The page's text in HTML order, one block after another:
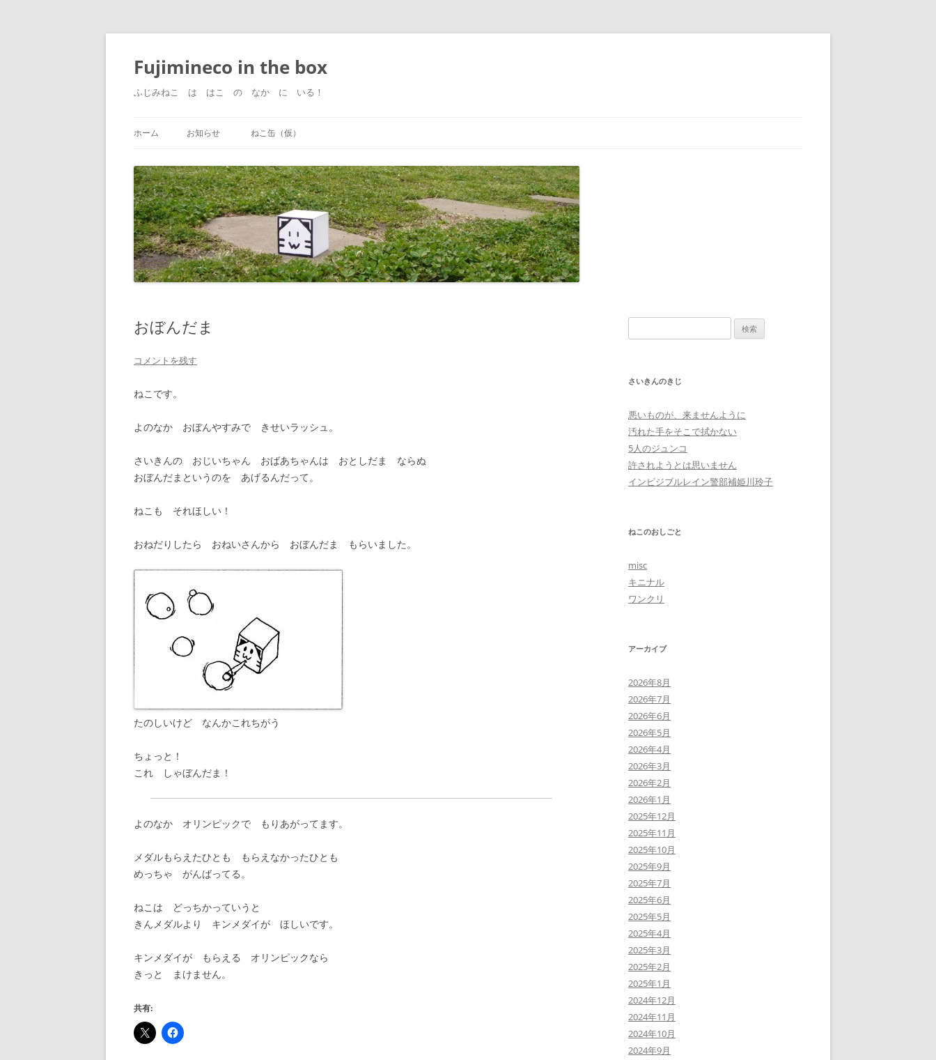
コ
ン
ツ
へ
ス
Fujimineco in the box
ふじみねこ は はこ の なか に いる！
ホーム お知らせ ねこ缶（仮）
おぼんだま
コメントを残す
ねこです。
よのなか おぼんやすみで きせいラッシュ。
さいきんの おじいちゃん おばあちゃんは おとしだま ならぬ
おぼんだまというのを あげるんだって。
ねこも それほしい！
おねだりしたら おねいさんから おぼんだま もらいました。
たのしいけど なんかこれちがう
ちょっと！
これ しゃぼんだま！
よのなか オリンピックで もりあがってます。
メダルもらえたひとも もらえなかったひとも
めっちゃ がんばってる。
ねこは どっちかっていうと
きんメダルより キンメダイが ほしいです。
キンメダイが もらえる オリンピックなら
きっと まけません。
共有:
索:
さいきんのきじ
悪いものが、来ませんように
汚れた手をそこで拭かない
5人のジュンコ
許されようとは思いません
インビジブルレイン警部補姫川玲子
ねこのおしごと
misc
キニナル
ワンクリ
アーカイブ
2026年8月
2026年7月
2026年6月
2026年5月
2026年4月
2026年3月
2026年2月
2026年1月
2025年12月
2025年11月
2025年10月
2025年9月
2025年7月
2025年6月
2025年5月
2025年4月
2025年3月
2025年2月
2025年1月
2024年12月
2024年11月
2024年10月
2024年9月